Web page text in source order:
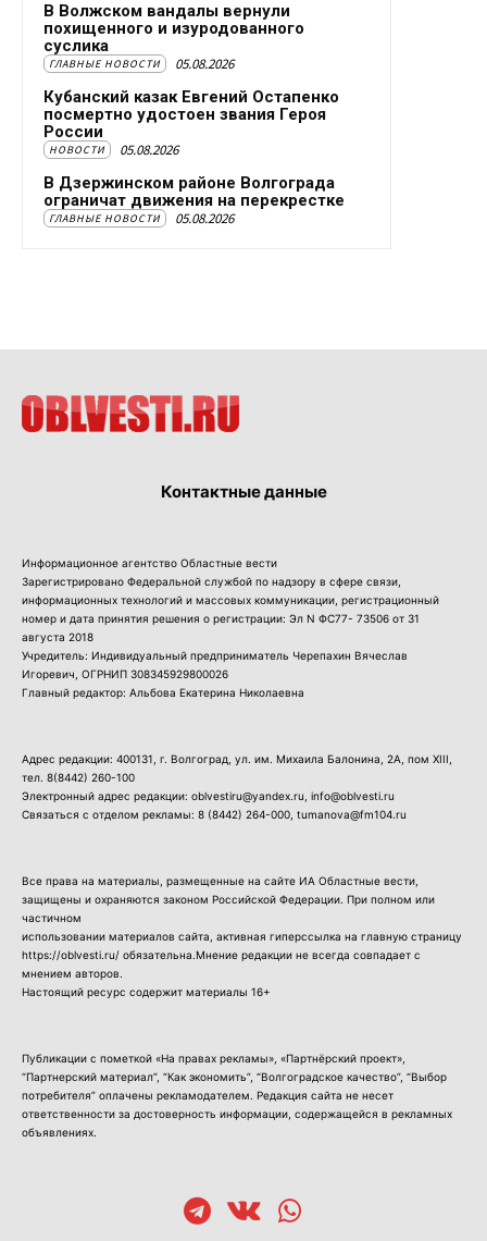
В Волжском вандалы вернули
похищенного и изуродованного
суслика
ГЛАВНЫЕ НОВОСТИ 05.08.2026
Кубанский казак Евгений Остапенко
посмертно удостоен звания Героя
России
НОВОСТИ 05.08.2026
В Дзержинском районе Волгограда
ограничат движения на перекрестке
ГЛАВНЫЕ НОВОСТИ 05.08.2026
Контактные данные
Информационное агентство Областные вести
Зарегистрировано Федеральной службой по надзору в сфере связи,
информационных технологий и массовых коммуникации, регистрационный
номер и дата принятия решения о регистрации: Эл N ФС77- 73506 от 31
августа 2018
Учредитель: Индивидуальный предприниматель Черепахин Вячеслав
Игоревич, ОГРНИП 308345929800026
Главный редактор: Альбова Екатерина Николаевна
Адрес редакции: 400131, г. Волгоград, ул. им. Михаила Балонина, 2А, пом XIII,
тел. 8(8442) 260-100
Электронный адрес редакции: oblvestiru@yandex.ru, info@oblvesti.ru
Связаться с отделом рекламы: 8 (8442) 264-000 , tumanova@fm104.ru
Все права на материалы, размещенные на сайте ИА Областные вести,
защищены и охраняются законом Российской Федерации. При полном или
частичном
использовании материалов сайта, активная гиперссылка на главную страницу
https://oblvesti.ru/ обязательна.Мнение редакции не всегда совпадает с
мнением авторов.
Настоящий ресурс содержит материалы 16+
Публикации с пометкой «На правах рекламы», «Партнёрский проект»,
“Партнерский материал”, “Как экономить”, “Волгоградское качество”, “Выбор
потребителя” оплачены рекламодателем. Редакция сайта не несет
ответственности за достоверность информации, содержащейся в рекламных
объявлениях.